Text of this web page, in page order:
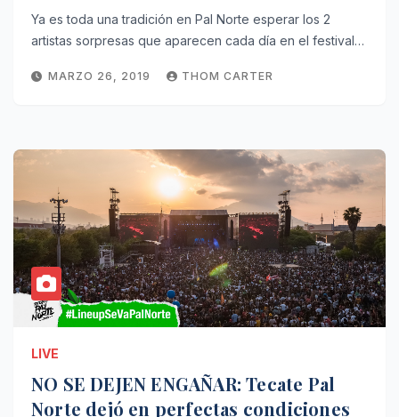
Ya es toda una tradición en Pal Norte esperar los 2
artistas sorpresas que aparecen cada día en el festival…
MARZO 26, 2019 THOM CARTER
LIVE
NO SE DEJEN ENGAÑAR: Tecate Pal
Norte dejó en perfectas condiciones